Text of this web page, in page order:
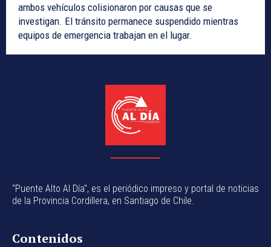
ambos vehículos colisionaron por causas que se
investigan. El tránsito permanece suspendido mientras
equipos de emergencia trabajan en el lugar.
"Puente Alto Al Día", es el periódico impreso y portal de noticias
de la Provincia Cordillera, en Santiago de Chile.
Contenidos